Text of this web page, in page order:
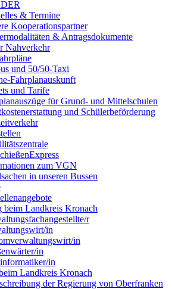
& Termine
Kooperationspartner
& Antragsdokumente
Nahverkehr
und 50/50-Taxi
Fahrplanauskunft
und Tarife
für Grund- und Mittelschulen
und Schülerbeförderung
zum VGN
in unseren Bussen
beim Landkreis Kronach
r
in
in
in
in
Landkreis Kronach
der Regierung von Oberfranken